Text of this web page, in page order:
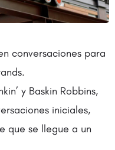
conversaciones para
y Baskin Robbins,
iniciales,
que se llegue a un